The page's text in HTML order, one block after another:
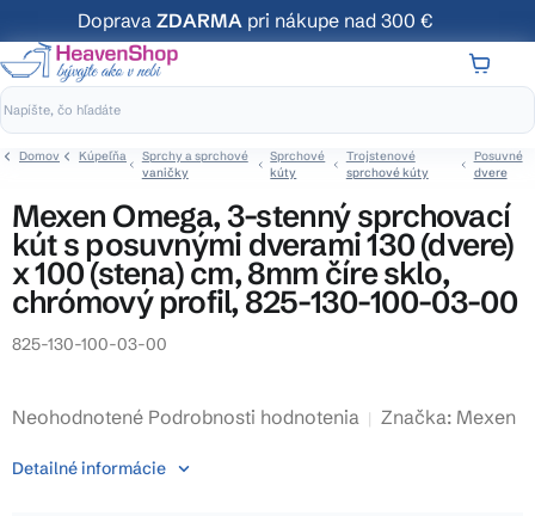
na
obsah
Doprava ZDARMA pri nákupe nad 300 €
Domov Kúpeľňa
Sprchy a sprchové
vaničky
Sprchové
kúty
Trojstenové
sprchové kúty
Posuvné
dvere
Mexen Omega, 3-stenný sprchovací
kút s posuvnými dverami 130 (dvere)
x 100 (stena) cm, 8mm číre sklo,
chrómový profil, 825-130-100-03-00
825-130-100-03-00
Priemerné
produktu
Neohodnotené Podrobnosti hodnotenia Značka: Mexen
Detailné informácie